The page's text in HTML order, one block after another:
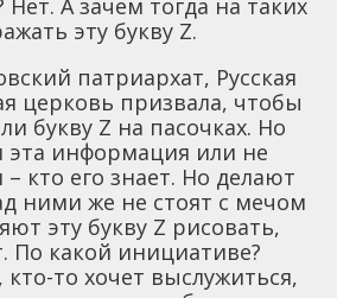
Нет. А зачем тогда на таких
эту букву Z.
патриархат, Русская
церковь призвала, чтобы
букву Z на пасочках. Но
эта информация или не
– кто его знает. Но делают
ними же не стоят с мечом
эту букву Z рисовать,
По какой инициативе?
то хочет выслужиться,